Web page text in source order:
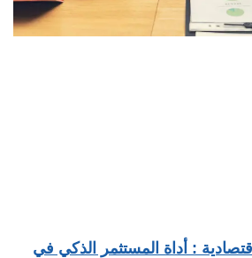
: أداة المستثمر الذكي في